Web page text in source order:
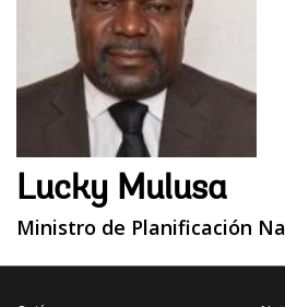
Lucky Mulusa
Ministro de Planificación